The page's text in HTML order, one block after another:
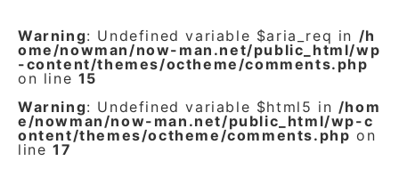
Warning: Undefined variable $aria_req in /h
ome/nowman/now-man.net/public_html/wp
-content/themes/octheme/comments.php
on line 15
Warning: Undefined variable $html5 in /hom
e/nowman/now-man.net/public_html/wp-c
ontent/themes/octheme/comments.php on
line 17